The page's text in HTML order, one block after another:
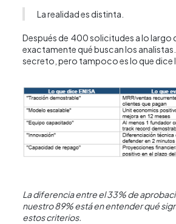
La realidad es distinta.
Después de 400 solicitudes a lo largo
exactamente qué buscan los
secreto, pero tampoco es lo que dice
La diferencia entre el 33% de
nuestro 89% está en entender qué
estos criterios.